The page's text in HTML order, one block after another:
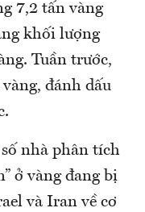
7,2 tấn vàng
khối lượng
Tuần trước,
đánh dấu
nhà phân tích
ở vàng đang bị
và Iran về cơ